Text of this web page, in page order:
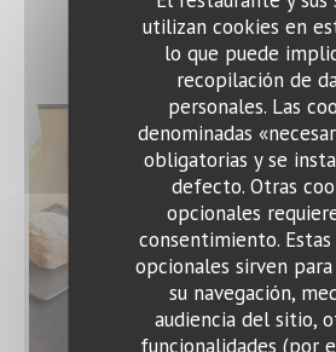
utilizan cookies en
lo que puede
recopilación de
personales. Las
denominadas
obligatorias y se
defecto. Otras
opcionales
consentimiento.
opcionales sirven
su navegación,
audiencia del sitio,
funcionalidades (por
_